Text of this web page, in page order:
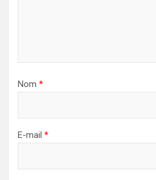
Nom *
E-mail *